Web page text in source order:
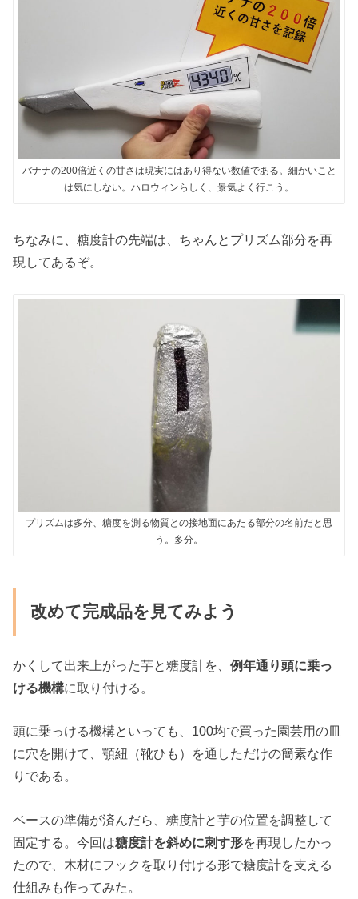
バナナの200倍近くの甘さは現実にはあり得ない数値である。細かいこと
は気にしない。ハロウィンらしく、景気よく行こう。
ちなみに、糖度計の先端は、ちゃんとプリズム部分を再
現してあるぞ。
プリズムは多分、糖度を測る物質との接地面にあたる部分の名前だと思
う。多分。
改めて完成品を見てみよう
かくして出来上がった芋と糖度計を、例年通り頭に乗っ
ける機構に取り付ける。
頭に乗っける機構といっても、100均で買った園芸用の皿
に穴を開けて、顎紐（靴ひも）を通しただけの簡素な作
りである。
ベースの準備が済んだら、糖度計と芋の位置を調整して
固定する。今回は糖度計を斜めに刺す形を再現したかっ
たので、木材にフックを取り付ける形で糖度計を支える
仕組みも作ってみた。